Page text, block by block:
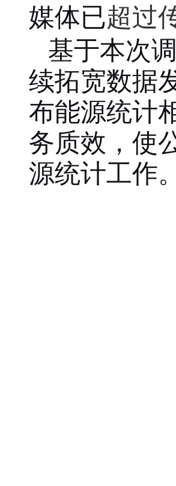
媒体已超过
基于本次
续拓宽数据
布能源统计
务质效， 使
源统计工作。